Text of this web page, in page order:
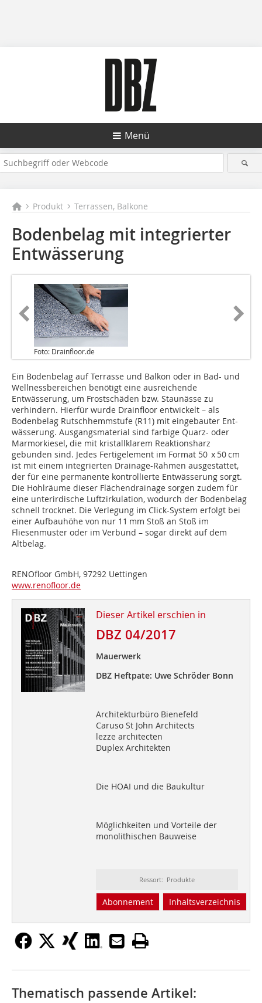
Menü
Produkt Terrassen, Balkone
Bodenbelag mit integrierter
Entwässerung
Foto: Drainfloor.de
Ein Bodenbelag auf Terrasse und Balkon oder in Bad- und
Wellnessbereichen benötigt eine ausreichende
Entwässerung, um Frostschäden bzw. Staunässe zu
verhindern. Hierfür wurde Drainfloor entwickelt – als
Bodenbelag Rutschhemmstufe (R11) mit eingebauter Ent-
wässerung. Ausgangsmaterial sind farbige Quarz- oder
Marmorkiesel, die mit kristallklarem Reaktionsharz
gebunden sind. Jedes Fertigelement im Format 50 x 50 cm
ist mit einem integrierten Drainage-Rahmen ausgestattet,
der für eine permanente kontrollierte Entwässerung sorgt.
Die Hohlräume dieser Flächendrainage sorgen zudem für
eine unterirdische Luftzirkulation, wodurch der Bodenbelag
schnell trocknet. Die Verlegung im Click-System erfolgt bei
einer Aufbauhöhe von nur 11 mm Stoß an Stoß im
Fliesenmuster oder im Verbund – sogar direkt auf dem
Altbelag.
RENOfloor GmbH, 97292 Uettingen
www.renofloor.de
Dieser Artikel erschien in
DBZ 04/2017
Mauerwerk
DBZ Heftpate: Uwe Schröder Bonn
Architekturbüro Bienefeld
Caruso St John Architects
lezze architecten
Duplex Architekten
Die HOAI und die Baukultur
Möglichkeiten und Vorteile der
monolithischen Bauweise
Ressort: Produkte
Abonnement Inhaltsverzeichnis
Thematisch passende Artikel: